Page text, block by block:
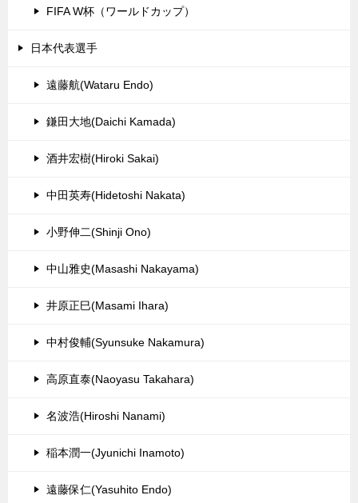
FIFA W杯（ワールドカップ）
日本代表選手
遠藤航(Wataru Endo)
鎌田大地(Daichi Kamada)
酒井宏樹(Hiroki Sakai)
中田英寿(Hidetoshi Nakata)
小野伸二(Shinji Ono)
中山雅史(Masashi Nakayama)
井原正巳(Masami Ihara)
中村俊輔(Syunsuke Nakamura)
高原直泰(Naoyasu Takahara)
名波浩(Hiroshi Nanami)
稲本潤一(Jyunichi Inamoto)
遠藤保仁(Yasuhito Endo)